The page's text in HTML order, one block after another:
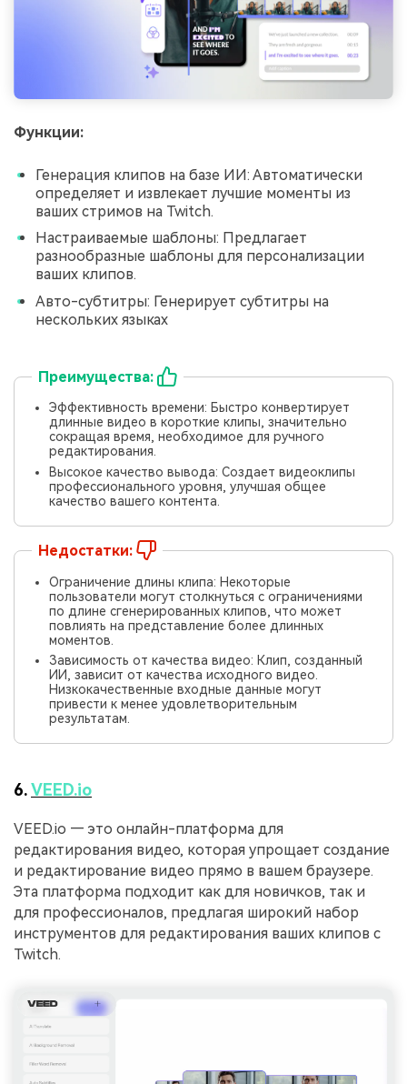
Функции:
Генерация клипов на базе ИИ: Автоматически
определяет и извлекает лучшие моменты из
ваших стримов на Twitch.
Настраиваемые шаблоны: Предлагает
разнообразные шаблоны для персонализации
ваших клипов.
Авто-субтитры: Генерирует субтитры на
нескольких языках
Преимущества:
Эффективность времени: Быстро конвертирует
длинные видео в короткие клипы, значительно
сокращая время, необходимое для ручного
редактирования.
Высокое качество вывода: Создает видеоклипы
профессионального уровня, улучшая общее
качество вашего контента.
Недостатки:
Ограничение длины клипа: Некоторые
пользователи могут столкнуться с ограничениями
по длине сгенерированных клипов, что может
повлиять на представление более длинных
моментов.
Зависимость от качества видео: Клип, созданный
ИИ, зависит от качества исходного видео.
Низкокачественные входные данные могут
привести к менее удовлетворительным
результатам.
6.VEED.io
VEED.io — это онлайн-платформа для
редактирования видео, которая упрощает создание
и редактирование видео прямо в вашем браузере.
Эта платформа подходит как для новичков, так и
для профессионалов, предлагая широкий набор
инструментов для редактирования ваших клипов с
Twitch.